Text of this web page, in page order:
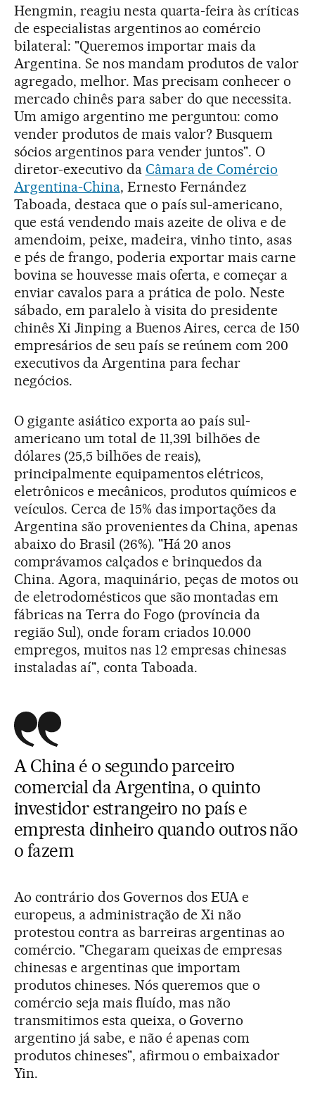
Hengmin, reagiu nesta quarta-feira às críticas
de especialistas argentinos ao comércio
bilateral: "Queremos importar mais da
Argentina. Se nos mandam produtos de valor
agregado, melhor. Mas precisam conhecer o
mercado chinês para saber do que necessita.
Um amigo argentino me perguntou: como
vender produtos de mais valor? Busquem
sócios argentinos para vender juntos". O
diretor-executivo da Câmara de Comércio
Argentina-China, Ernesto Fernández
Taboada, destaca que o país sul-americano,
que está vendendo mais azeite de oliva e de
amendoim, peixe, madeira, vinho tinto, asas
e pés de frango, poderia exportar mais carne
bovina se houvesse mais oferta, e começar a
enviar cavalos para a prática de polo. Neste
sábado, em paralelo à visita do presidente
chinês Xi Jinping a Buenos Aires, cerca de 150
empresários de seu país se reúnem com 200
executivos da Argentina para fechar
negócios.
O gigante asiático exporta ao país sul-
americano um total de 11,391 bilhões de
dólares (25,5 bilhões de reais),
principalmente equipamentos elétricos,
eletrônicos e mecânicos, produtos químicos e
veículos. Cerca de 15% das importações da
Argentina são provenientes da China, apenas
abaixo do Brasil (26%). "Há 20 anos
comprávamos calçados e brinquedos da
China. Agora, maquinário, peças de motos ou
de eletrodomésticos que são montadas em
fábricas na Terra do Fogo (província da
região Sul), onde foram criados 10.000
empregos, muitos nas 12 empresas chinesas
instaladas aí", conta Taboada.
A China é o segundo parceiro
comercial da Argentina, o quinto
investidor estrangeiro no país e
empresta dinheiro quando outros não
o fazem
Ao contrário dos Governos dos EUA e
europeus, a administração de Xi não
protestou contra as barreiras argentinas ao
comércio. "Chegaram queixas de empresas
chinesas e argentinas que importam
produtos chineses. Nós queremos que o
comércio seja mais fluído, mas não
transmitimos esta queixa, o Governo
argentino já sabe, e não é apenas com
produtos chineses", afirmou o embaixador
Yin.